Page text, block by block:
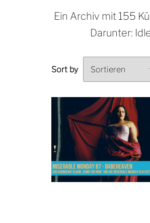
Ein Archiv mit 155
Darunter:
Sort by